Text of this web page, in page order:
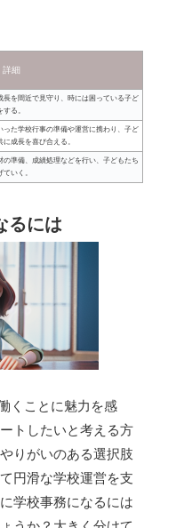
詳細
長を間近で見守り、時には困っている子ど
る。
った学校行事の準備や運営に携わり、子ど
成長を喜び合える。
準備、成績処理などを行い、子どもたち
いく。
るには
くことに魅力を感
トしたいと考える方
りがいのある選択肢
円滑な学校運営を支
学校事務になるには